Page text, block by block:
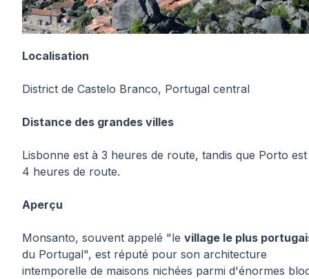
Localisation
District de Castelo Branco, Portugal central
Distance des grandes villes
Lisbonne est à 3 heures de route, tandis que Porto
4 heures de route.
Aperçu
Monsanto, souvent appelé "le village le plus
du Portugal", est réputé pour son architecture
intemporelle de maisons nichées parmi d'énormes